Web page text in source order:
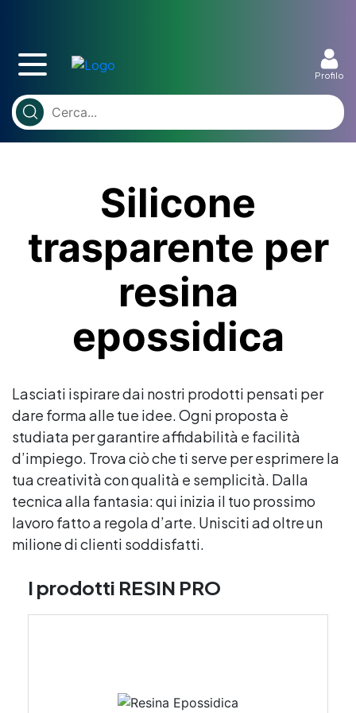
Profilo
Silicone
trasparente per
resina
epossidica
Lasciati ispirare dai nostri prodotti pensati per
dare forma alle tue idee. Ogni proposta è
studiata per garantire affidabilità e facilità
d’impiego. Trova ciò che ti serve per esprimere la
tua creatività con qualità e semplicità. Dalla
tecnica alla fantasia: qui inizia il tuo prossimo
lavoro fatto a regola d’arte. Unisciti ad oltre un
milione di clienti soddisfatti.
I prodotti RESIN PRO